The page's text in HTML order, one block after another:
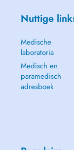
Nuttige
Medische
laboratoria
Medisch en
paramedisch
adresboek